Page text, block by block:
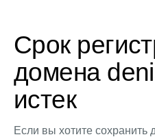
Срок
домена
истек
Если вы хотите сохранить